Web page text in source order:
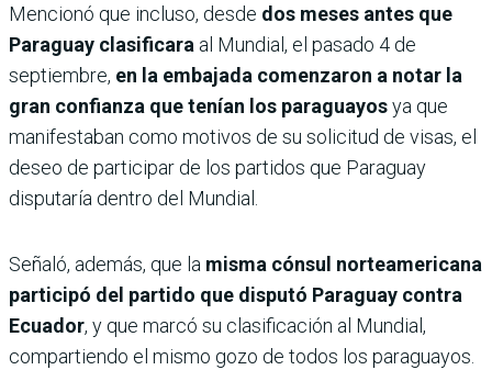
Mencionó que incluso, desde dos meses antes que
Paraguay clasificara al Mundial, el pasado 4 de
septiembre, en la embajada comenzaron a notar la
gran confianza que tenían los paraguayosya que
manifestaban como motivos de su solicitud de visas, el
deseo de participar de los partidos que Paraguay
disputaría dentro del Mundial.
Señaló, además, que la misma cónsul norteamericana
participó del partido que disputó Paraguay contra
Ecuador, y que marcó su clasificación al Mundial,
compartiendo el mismo gozo de todos los paraguayos.